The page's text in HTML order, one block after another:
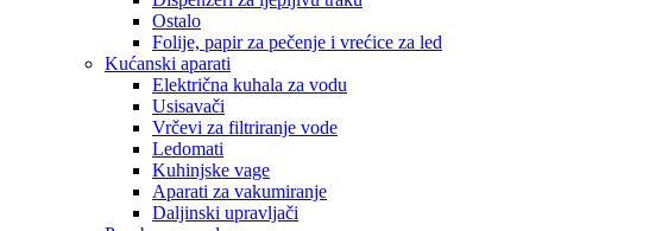
Ostalo
Folije, papir za pečenje i vrećice za led
Kućanski aparati
Električna kuhala za vodu
Usisavači
Vrčevi za filtriranje vode
Ledomati
Kuhinjske vage
Aparati za vakumiranje
Daljinski upravljači